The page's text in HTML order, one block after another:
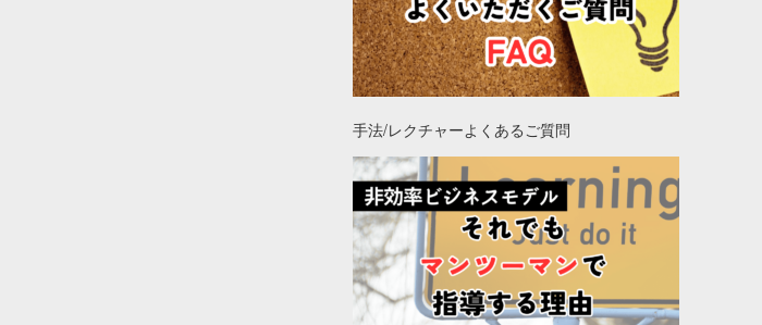
手法/レクチャーよくあるご質問